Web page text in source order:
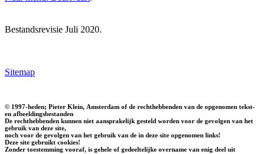
Bestandsrevisie Juli 2020.
Sitemap
© 1997-heden; Pieter Klein, Amsterdam of de rechthebbenden van de opgenomen tekst-
en afbeeldingsbestanden
De rechthebbenden kunnen niet aansprakelijk gesteld worden voor de gevolgen van het
gebruik van deze site,
noch voor de gevolgen van het gebruik van de in deze site opgenomen links!
Deze site gebruikt cookies!
Zonder toestemming vooraf, is gehele of gedeeltelijke overname van enig deel uit